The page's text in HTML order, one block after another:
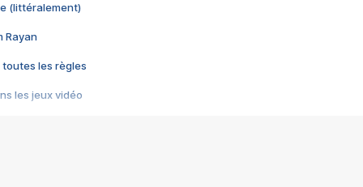
(littéralement)
Rayan
toutes les règles
les jeux vidéo